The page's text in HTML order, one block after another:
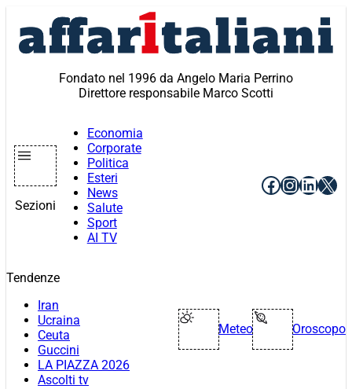
contenuto
Fondato nel 1996 da Angelo Maria Perrino
Direttore responsabile Marco Scotti
Sezioni
Economia
Corporate
Politica
Esteri
News
Salute
Sport
AI TV
Facebook
X
Tendenze
Iran
Ucraina
Ceuta
Guccini
LA PIAZZA 2026
Ascolti tv
Meteo Oroscopo